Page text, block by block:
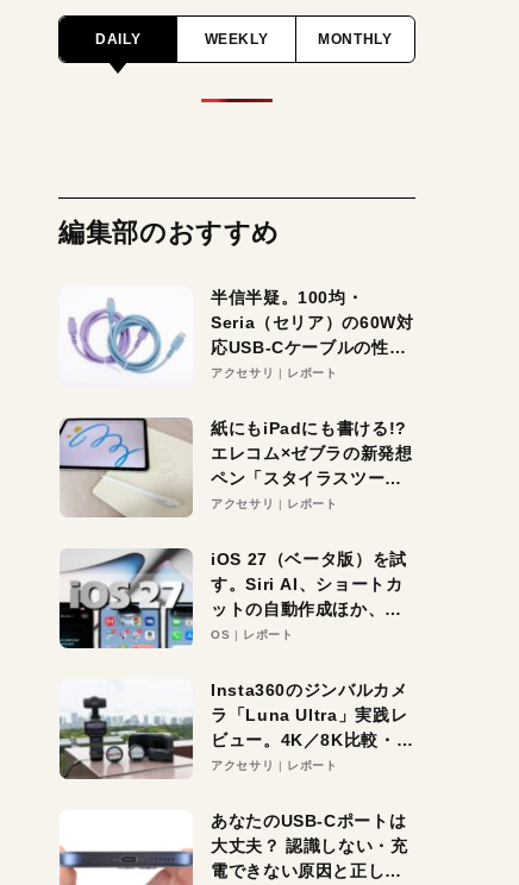
DAILY WEEKLY MONTHLY
編集部のおすすめ
半信半疑。100均・
Seria（セリア）の60W対
応USB-Cケーブルの性能
を検証。超コスパの1本を
アクセサリ レポート
紙にもiPadにも書ける!?
エレコム×ゼブラの新発想
ペン「スタイラスツーウ
ェイ」レビュー。持ち替
アクセサリ レポート
iOS 27（ベータ版）を試
す。Siri AI、ショートカ
ットの自動作成ほか、期
待大の便利機能5選。
る未来はすぐそこ！
OS レポート
Insta360のジンバルカメ
ラ「Luna Ultra」実践レ
ビュー。4K／8K比較・ズ
ーム・夜間撮影をチェッ
アクセサリ レポート
あなたのUSB-Cポートは
大丈夫？ 認識しない・充
電できない原因と正しい